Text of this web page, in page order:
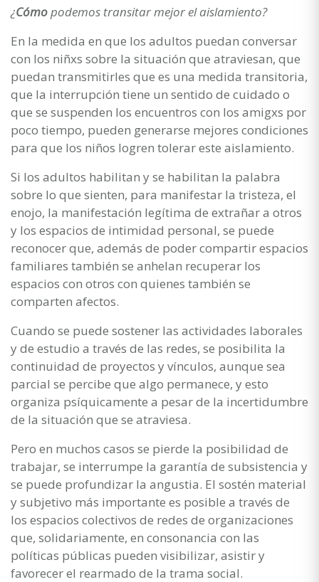
¿Cómopodemos transitar mejor el aislamiento?
En la medida en que los adultos puedan conversar
con los niñxs sobre la situación que atraviesan, que
puedan transmitirles que es una medida transitoria,
que la interrupción tiene un sentido de cuidado o
que se suspenden los encuentros con los amigxs por
poco tiempo, pueden generarse mejores condiciones
para que los niños logren tolerar este aislamiento.
Si los adultos habilitan y se habilitan la palabra
sobre lo que sienten, para manifestar la tristeza, el
enojo, la manifestación legítima de extrañar a otros
y los espacios de intimidad personal, se puede
reconocer que, además de poder compartir espacios
familiares también se anhelan recuperar los
espacios con otros con quienes también se
comparten afectos.
Cuando se puede sostener las actividades laborales
y de estudio a través de las redes, se posibilita la
continuidad de proyectos y vínculos, aunque sea
parcial se percibe que algo permanece, y esto
organiza psíquicamente a pesar de la incertidumbre
de la situación que se atraviesa.
Pero en muchos casos se pierde la posibilidad de
trabajar, se interrumpe la garantía de subsistencia y
se puede profundizar la angustia. El sostén material
y subjetivo más importante es posible a través de
los espacios colectivos de redes de organizaciones
que, solidariamente, en consonancia con las
políticas públicas pueden visibilizar, asistir y
favorecer el rearmado de la trama social.